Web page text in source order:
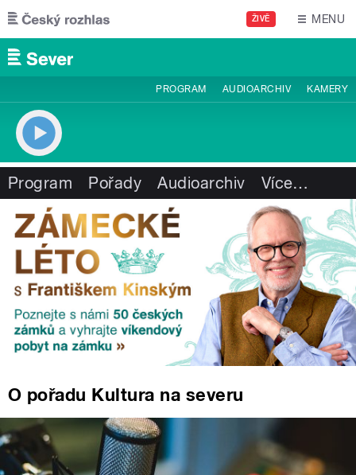
Přejít k hlavnímu obsahu
ŽIVĚ MENU
PROGRAM AUDIOARCHIV KAMERY
Program Pořady Audioarchiv Více…
O pořadu Kultura na severu